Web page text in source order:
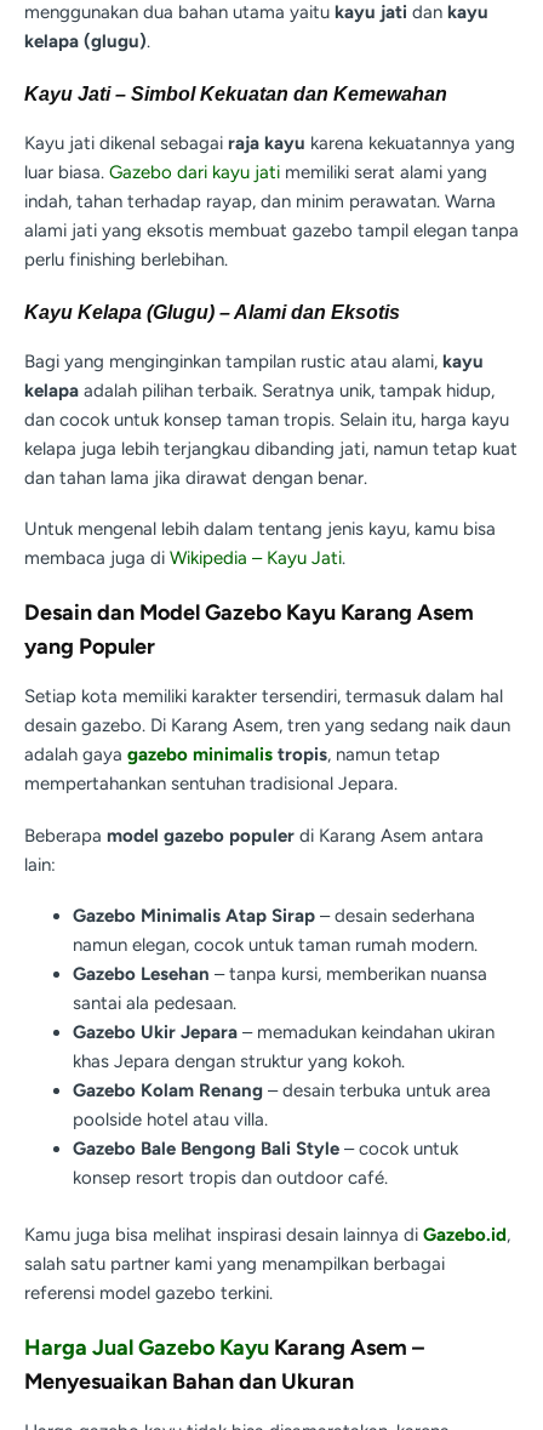
menggunakan dua bahan utama yaitu kayu jati dan kayu
kelapa (glugu).
Kayu Jati – Simbol Kekuatan dan Kemewahan
Kayu jati dikenal sebagai raja kayu karena kekuatannya yang
luar biasa. Gazebo dari kayu jati memiliki serat alami yang
indah, tahan terhadap rayap, dan minim perawatan. Warna
alami jati yang eksotis membuat gazebo tampil elegan tanpa
perlu finishing berlebihan.
Kayu Kelapa (Glugu) – Alami dan Eksotis
Bagi yang menginginkan tampilan rustic atau alami, kayu
kelapa adalah pilihan terbaik. Seratnya unik, tampak hidup,
dan cocok untuk konsep taman tropis. Selain itu, harga kayu
kelapa juga lebih terjangkau dibanding jati, namun tetap kuat
dan tahan lama jika dirawat dengan benar.
Untuk mengenal lebih dalam tentang jenis kayu, kamu bisa
membaca juga di Wikipedia – Kayu Jati.
Desain dan Model Gazebo Kayu Karang Asem
yang Populer
Setiap kota memiliki karakter tersendiri, termasuk dalam hal
desain gazebo. Di Karang Asem, tren yang sedang naik daun
adalah gaya gazebo minimalis tropis, namun tetap
mempertahankan sentuhan tradisional Jepara.
Beberapa model gazebo populer di Karang Asem antara
lain:
Gazebo Minimalis Atap Sirap – desain sederhana
namun elegan, cocok untuk taman rumah modern.
Gazebo Lesehan – tanpa kursi, memberikan nuansa
santai ala pedesaan.
Gazebo Ukir Jepara – memadukan keindahan ukiran
khas Jepara dengan struktur yang kokoh.
Gazebo Kolam Renang – desain terbuka untuk area
poolside hotel atau villa.
Gazebo Bale Bengong Bali Style – cocok untuk
konsep resort tropis dan outdoor café.
Kamu juga bisa melihat inspirasi desain lainnya di Gazebo.id,
salah satu partner kami yang menampilkan berbagai
referensi model gazebo terkini.
Harga Jual Gazebo Kayu Karang Asem –
Menyesuaikan Bahan dan Ukuran